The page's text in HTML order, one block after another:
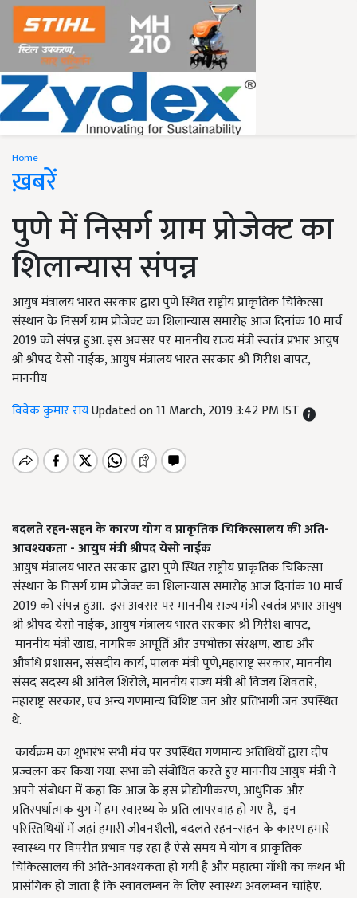
Home
ख़बरें
पुणे में निसर्ग ग्राम प्रोजेक्ट का
शिलान्यास संपन्न
आयुष मंत्रालय भारत सरकार द्वारा पुणे स्थित राष्ट्रीय प्राकृतिक चिकित्सा
संस्थान के निसर्ग ग्राम प्रोजेक्ट का शिलान्यास समारोह आज दिनांक 10 मार्च
2019 को संपन्न हुआ. इस अवसर पर माननीय राज्य मंत्री स्वतंत्र प्रभार आयुष
श्री श्रीपद येसो नाईक, आयुष मंत्रालय भारत सरकार श्री गिरीश बापट,
माननीय
विवेक कुमार रायUpdated on 11 March, 2019 3:42 PM IST
बदलते रहन-सहन के कारण योग व प्राकृतिक चिकित्सालय कीअति-
आवश्यकता - आयुष मंत्री श्रीपद येसो नाईक
आयुष मंत्रालय भारत सरकार द्वारा पुणे स्थित राष्ट्रीय प्राकृतिक चिकित्सा
संस्थान के निसर्ग ग्राम प्रोजेक्ट का शिलान्यास समारोह आज दिनांक 10 मार्च
2019 को संपन्न हुआ. इस अवसर पर माननीय राज्य मंत्री स्वतंत्र प्रभार आयुष
श्री श्रीपद येसो नाईक, आयुष मंत्रालय भारत सरकार श्री गिरीश बापट,
माननीय मंत्री खाद्य, नागरिक आपूर्ति और उपभोक्ता संरक्षण, खाद्य और
औषधि प्रशासन, संसदीय कार्य, पालक मंत्री पुणे,महाराष्ट्र सरकार, माननीय
संसद सदस्य श्री अनिल शिरोले, माननीय राज्य मंत्री श्री विजय शिवतारे,
महाराष्ट्र सरकार, एवं अन्य गणमान्य विशिष्ट जन और प्रतिभागी जन उपस्थित
थे.
कार्यक्रम का शुभारंभ सभी मंच पर उपस्थित गणमान्य अतिथियों द्वारा दीप
प्रज्वलन कर किया गया. सभा को संबोधित करते हुए माननीय आयुष मंत्री ने
अपने संबोधन में कहा कि आज के इस प्रोद्योगीकरण, आधुनिक और
प्रतिस्पर्धात्मक युग में हम स्वास्थ्य के प्रति लापरवाह हो गए हैं, इन
परिस्तिथियों में जहां हमारी जीवनशैली, बदलते रहन-सहन के कारण हमारे
स्वास्थ्य पर विपरीत प्रभाव पड़ रहा है ऐसे समय में योग व प्राकृतिक
चिकित्सालय की अति-आवश्यकता हो गयी है और महात्मा गाँधी का कथन भी
प्रासंगिक हो जाता है कि स्वावलम्बन के लिए स्वास्थ्य अवलम्बन चाहिए.